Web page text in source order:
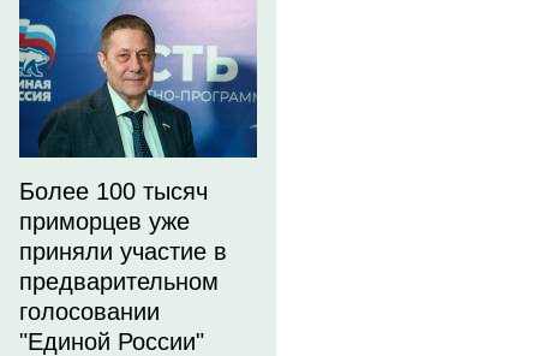
Более 100 тысяч
приморцев уже
приняли участие в
предварительном
голосовании
"Единой России"